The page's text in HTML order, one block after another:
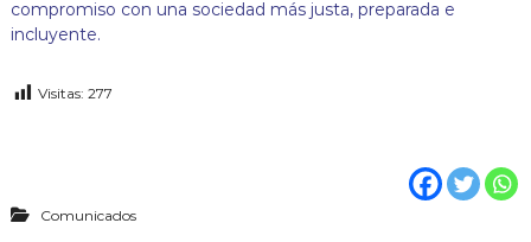
compromiso con una sociedad más justa, preparada e
incluyente.
Visitas: 277
Comunicados